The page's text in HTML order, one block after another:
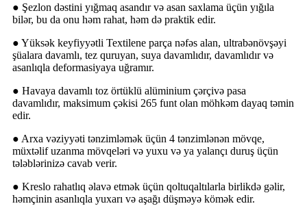
● Şezlon dəstini yığmaq asandır və asan saxlama üçün yığıla
bilər, bu da onu həm rahat, həm də praktik edir.
● Yüksək keyfiyyətli Textilene parça nəfəs alan, ultrabənövşəyi
şüalara davamlı, tez quruyan, suya davamlıdır, davamlıdır və
asanlıqla deformasiyaya uğramır.
● Havaya davamlı toz örtüklü alüminium çərçivə pasa
davamlıdır, maksimum çəkisi 265 funt olan möhkəm dayaq təmin
edir.
● Arxa vəziyyəti tənzimləmək üçün 4 tənzimlənən mövqe,
müxtəlif uzanma mövqeləri və yuxu və ya yalançı duruş üçün
tələblərinizə cavab verir.
● Kreslo rahatlıq əlavə etmək üçün qoltuqaltılarla birlikdə gəlir,
həmçinin asanlıqla yuxarı və aşağı düşməyə kömək edir.